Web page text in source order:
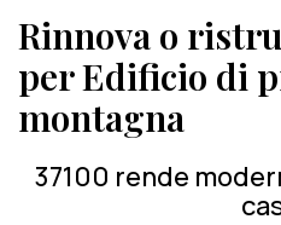
Rinnova o
per Edificio di
montagna
37100 rende